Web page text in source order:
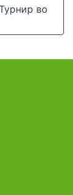
во